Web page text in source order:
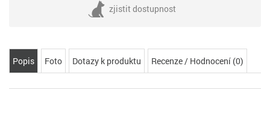
zjistit dostupnost
Popis Foto Dotazy k produktu Recenze / Hodnocení (0)